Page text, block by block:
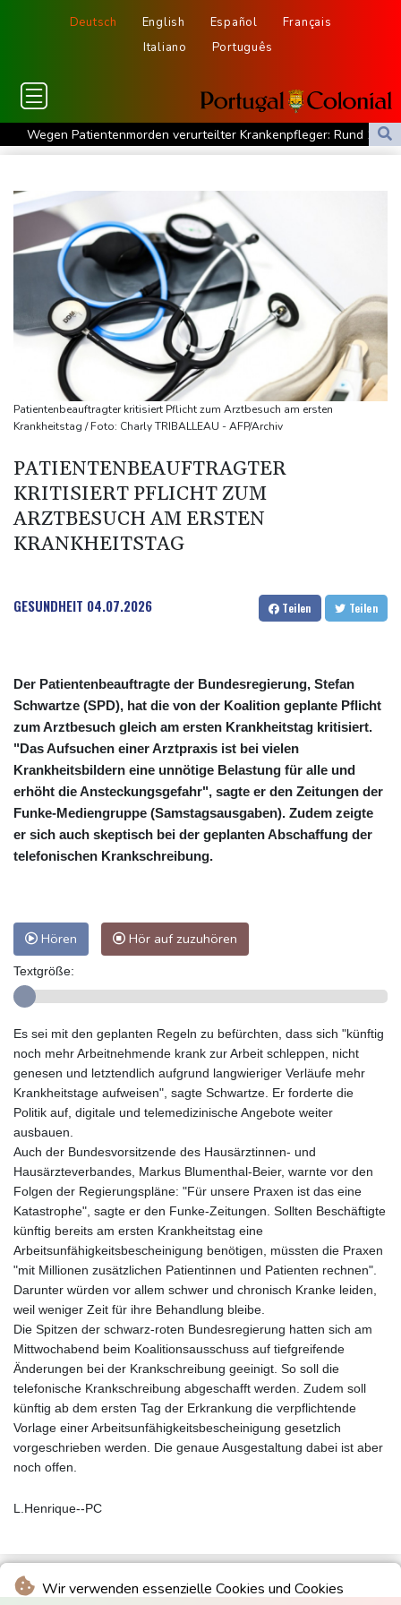
Wir verwenden essenzielle Cookies und Cookies
Deutsch English Español
Français
Italiano
Português
Wegen Patientenmorden verurteilter Krankenpfleger: Rund 140
weitere Verdachtsfälle
Leichtathletik-EM: Starke Mabry erreicht Finale als Beste
Goldener Schuh: Verleihung für Kane am 19. August
Leichtathletik-EM: Starke Mabry erreicht Finale
Sommerreise von Verkehrsminister Bilger startet mit ICE-Panne
Kampf gegen Geldwäsche: Klingbeil will Beschlagnahme von
Vermögen erleichtern
Drohnenabwehr an Flughäfen: Ministerpräsident Günther für
Einsatz der Bundeswehr
30-Jähriger nach Streit an Bahnhof Zoo erschossen: Täter in
Berlin flüchtig
Sonnenfinsternis: Forscher untersuchen Auswirkungen auf
Navigation und Funksysteme
Patientenbeauftragter kritisiert Pflicht zum Arztbesuch am ersten
Krankheitstag / Foto: Charly TRIBALLEAU - AFP/Archiv
PATIENTENBEAUFTRAGTER
KRITISIERT PFLICHT ZUM
ARZTBESUCH AM ERSTEN
KRANKHEITSTAG
GESUNDHEIT 04.07.2026 Teilen Teilen
Der Patientenbeauftragte der Bundesregierung, Stefan
Schwartze (SPD), hat die von der Koalition geplante Pflicht
zum Arztbesuch gleich am ersten Krankheitstag kritisiert.
"Das Aufsuchen einer Arztpraxis ist bei vielen
Krankheitsbildern eine unnötige Belastung für alle und
erhöht die Ansteckungsgefahr", sagte er den Zeitungen der
Funke-Mediengruppe (Samstagsausgaben). Zudem zeigte
er sich auch skeptisch bei der geplanten Abschaffung der
telefonischen Krankschreibung.
Hören Hör auf zuzuhören
Textgröße:
Es sei mit den geplanten Regeln zu befürchten, dass sich "künftig
noch mehr Arbeitnehmende krank zur Arbeit schleppen, nicht
genesen und letztendlich aufgrund langwieriger Verläufe mehr
Krankheitstage aufweisen", sagte Schwartze. Er forderte die
Politik auf, digitale und telemedizinische Angebote weiter
ausbauen.
Auch der Bundesvorsitzende des Hausärztinnen- und
Hausärzteverbandes, Markus Blumenthal-Beier, warnte vor den
Folgen der Regierungspläne: "Für unsere Praxen ist das eine
Katastrophe", sagte er den Funke-Zeitungen. Sollten Beschäftigte
künftig bereits am ersten Krankheitstag eine
Arbeitsunfähigkeitsbescheinigung benötigen, müssten die Praxen
"mit Millionen zusätzlichen Patientinnen und Patienten rechnen".
Darunter würden vor allem schwer und chronisch Kranke leiden,
weil weniger Zeit für ihre Behandlung bleibe.
Die Spitzen der schwarz-roten Bundesregierung hatten sich am
Mittwochabend beim Koalitionsausschuss auf tiefgreifende
Änderungen bei der Krankschreibung geeinigt. So soll die
telefonische Krankschreibung abgeschafft werden. Zudem soll
künftig ab dem ersten Tag der Erkrankung die verpflichtende
Vorlage einer Arbeitsunfähigkeitsbescheinigung gesetzlich
vorgeschrieben werden. Die genaue Ausgestaltung dabei ist aber
noch offen.
L.Henrique--PC